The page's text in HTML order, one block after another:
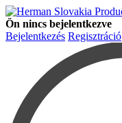
Ön nincs bejelentkezve
Bejelentkezés Regisztráció